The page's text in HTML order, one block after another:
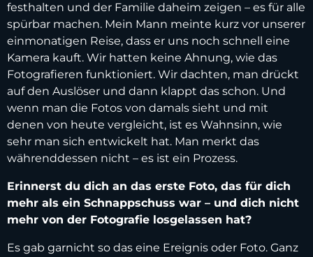
festhalten und der Familie daheim zeigen – es für alle
spürbar machen. Mein Mann meinte kurz vor unserer
einmonatigen Reise, dass er uns noch schnell eine
Kamera kauft. Wir hatten keine Ahnung, wie das
Fotografieren funktioniert. Wir dachten, man drückt
auf den Auslöser und dann klappt das schon. Und
wenn man die Fotos von damals sieht und mit
denen von heute vergleicht, ist es Wahnsinn, wie
sehr man sich entwickelt hat. Man merkt das
währenddessen nicht – es ist ein Prozess.
Erinnerst du dich an das erste Foto, das für dich
mehr als ein Schnappschuss war – und dich nicht
mehr von der Fotografie losgelassen hat?
Es gab garnicht so das eine Ereignis oder Foto. Ganz